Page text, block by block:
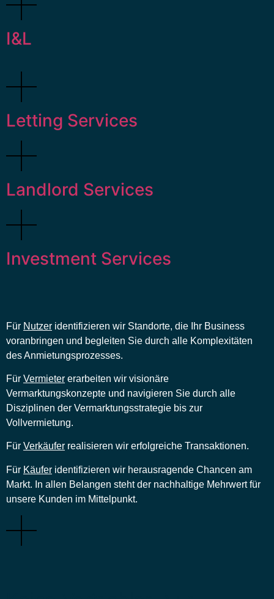
I&L
Letting Services
Landlord Services
Investment Services
Für Nutzer identifizieren wir Standorte, die Ihr Business
voranbringen und begleiten Sie durch alle Komplexitäten
des Anmietungsprozesses.
Für Vermieter erarbeiten wir visionäre
Vermarktungskonzepte und navigieren Sie durch alle
Disziplinen der Vermarktungsstrategie bis zur
Vollvermietung.
Für Verkäufer realisieren wir erfolgreiche Transaktionen.
Für Käufer identifizieren wir herausragende Chancen am
Markt. In allen Belangen steht der nachhaltige Mehrwert für
unsere Kunden im Mittelpunkt.